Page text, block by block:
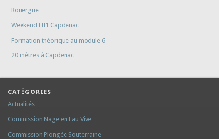
Rouergue
Weekend EH1 Capdenac
Formation théorique au module 6-
20 mètres à Capdenac
CATÉGORIES
Actualités
Commission Nage en Eau Vive
Commission Plongée Souterraine